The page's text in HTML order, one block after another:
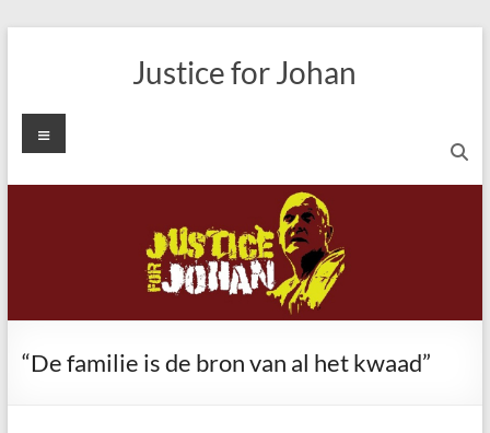
Justice for Johan
Menu
“De familie is de bron van al het kwaad”